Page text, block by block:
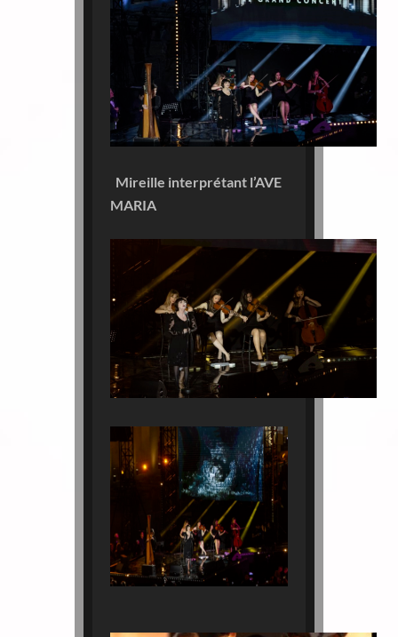
Mireille interprétant l’AVE
MARIA